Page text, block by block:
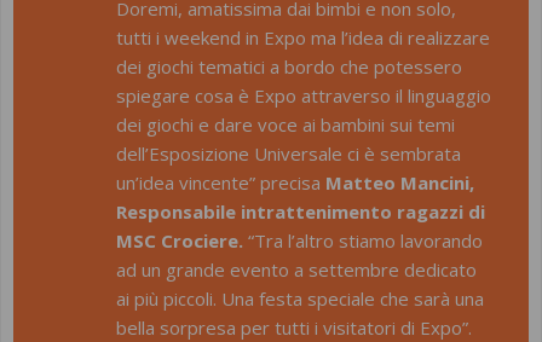
Doremi, amatissima dai bimbi e non solo,
tutti i weekend in Expo ma l’idea di realizzare
dei giochi tematici a bordo che potessero
spiegare cosa è Expo attraverso il linguaggio
dei giochi e dare voce ai bambini sui temi
dell’Esposizione Universale ci è sembrata
un’idea vincente” precisa Matteo Mancini,
Responsabile intrattenimento ragazzi di
MSC Crociere. “Tra l’altro stiamo lavorando
ad un grande evento a settembre dedicato
ai più piccoli. Una festa speciale che sarà una
bella sorpresa per tutti i visitatori di Expo”.